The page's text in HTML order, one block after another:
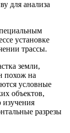
для анализа
установке
трассы.
земли,
похож на
условные
объектов,
изучения
разрезы